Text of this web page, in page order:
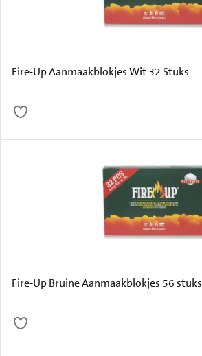
Fire-Up Aanmaakblokjes Wit 32 Stuks
Fire-Up Bruine Aanmaakblokjes 56 stuks